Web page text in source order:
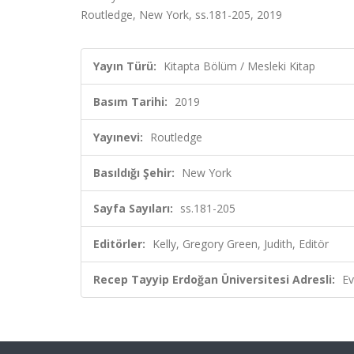
Routledge, New York, ss.181-205, 2019
Yayın Türü: Kitapta Bölüm / Mesleki Kitap
Basım Tarihi: 2019
Yayınevi: Routledge
Basıldığı Şehir: New York
Sayfa Sayıları: ss.181-205
Editörler: Kelly, Gregory Green, Judith, Editör
Recep Tayyip Erdoğan Üniversitesi Adresli: